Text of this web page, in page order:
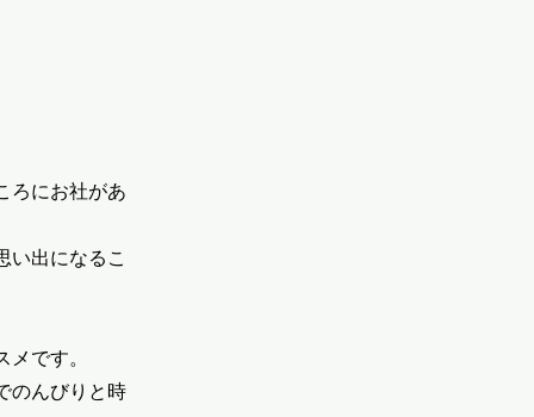
ろにお社があ
い出になるこ
です。
のんびりと時